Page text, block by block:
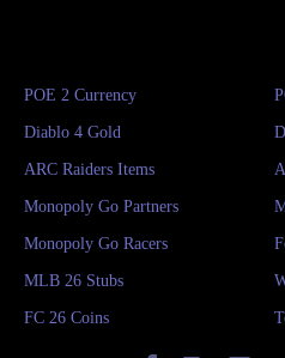
POE 2 Currency
Diablo 4 Gold
ARC Raiders Items
Monopoly Go Partners
Monopoly Go Racers
MLB 26 Stubs
FC 26 Coins